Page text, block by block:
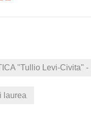
"Tullio Levi-Civita" -
laurea